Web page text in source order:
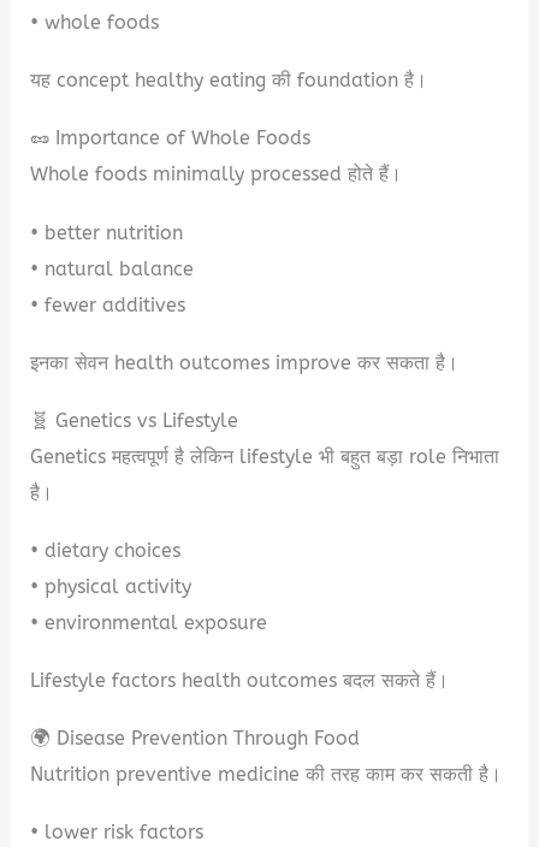
• whole foods
यह concept healthy eating की foundation है।
🥜 Importance of Whole Foods
Whole foods minimally processed होते हैं।
• better nutrition
• natural balance
• fewer additives
इनका सेवन health outcomes improve कर सकता है।
🧬 Genetics vs Lifestyle
Genetics महत्वपूर्ण है लेकिन lifestyle भी बहुत बड़ा role निभाता
है।
• dietary choices
• physical activity
• environmental exposure
Lifestyle factors health outcomes बदल सकते हैं।
🌍 Disease Prevention Through Food
Nutrition preventive medicine की तरह काम कर सकती है।
• lower risk factors